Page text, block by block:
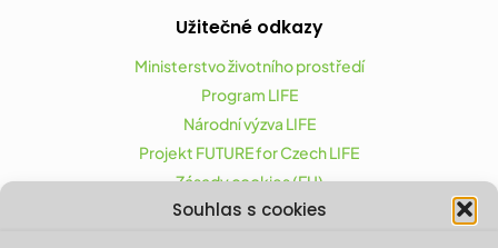
Souhlas s cookies
Užitečné odkazy
Ministerstvo životního prostředí
Program LIFE
Národní výzva LIFE
Projekt FUTURE for Czech LIFE
Zásady cookies (EU)